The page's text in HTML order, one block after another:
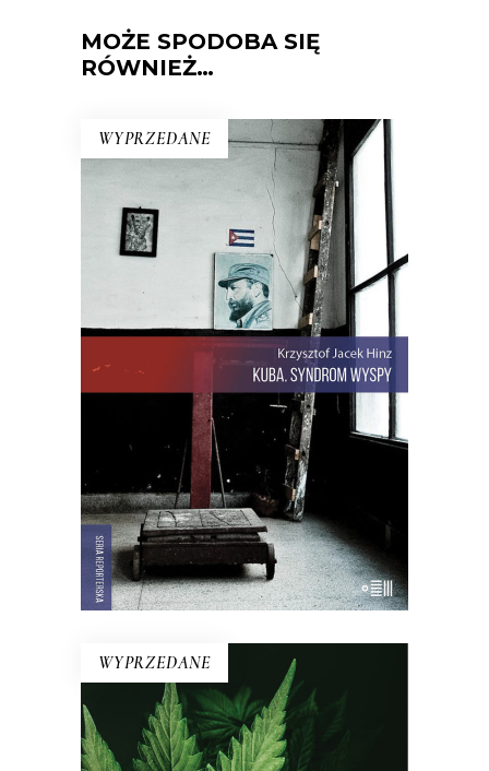
MOŻE SPODOBA SIĘ
RÓWNIEŻ…
WYPRZEDANE
E-BOOK DO KOSZYKA
KUBA. SYNDROM WYSPY
Rewolucja i dysydenci, Kubanki
walczące o podpaski i Kubańczycy,
którzy obrażają rewolucję szortami i
sandałami. Jest tu dawna świetność
Hawany, są prosięta hodowane w
wannach i jest krowa – bohaterka
rewolucji.
44.00 zł 22.00zł
WYPRZEDANE